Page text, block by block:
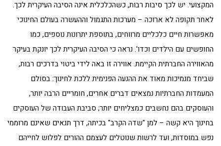
המקצועי. יש לכך סיבות רבות, כשהכלכלית אינה הסיבה העיקרית לכך.
לאחר תקופה לא ארוכה – מערכות התגמול וההעשרה בעולם החינוכי
מאפשרות חיים כלכליים מרווחים, בתוספת יתרונות נוספים, כמו
החופשים עם הילדים וכדו'. נראה כי הסיבה העיקרית לכך יונקת בעיקר
מהאווירה החברתית הקיימת. אווירה זו באה לידי ביטוי בדרכים רבות,
שביחד מנמיכות מאוד את ההנעה הפנימית ללכת לחינוך: בסולם
המעמדות החברתיות נמצאים דברים אחרים, חומריים הרבה יותר,
והעוסקים בהם נחשבים כמצליחים יותר; סביבת העבודה של העוסקים
בחינוך היא קשה – למן "שדה הקרב" בכיתה, דרך תנאים שאינם מרוממי
נפש במוסדות, ועד לרשות שנוטלים לעצמם ההורים לפלוש לחייהם